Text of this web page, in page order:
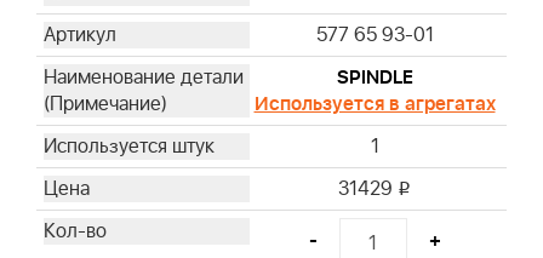
24
27
28
29
577 65 93-01
SPINDLE
Используется в агрегатах
1
31429 i
- +